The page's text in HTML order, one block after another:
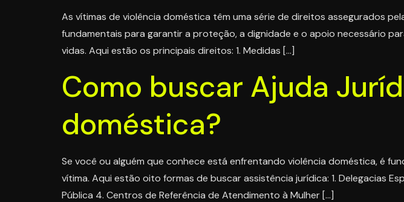
As vítimas de violência doméstica têm uma série de direitos assegurados
fundamentais para garantir a proteção, a dignidade e o apoio necessário
vidas. Aqui estão os principais direitos: 1. Medidas […]
Como buscar Ajuda
doméstica?
Se você ou alguém que conhece está enfrentando violência doméstica, é
vítima. Aqui estão oito formas de buscar assistência jurídica: 1. Delegacias
Pública 4. Centros de Referência de Atendimento à Mulher […]